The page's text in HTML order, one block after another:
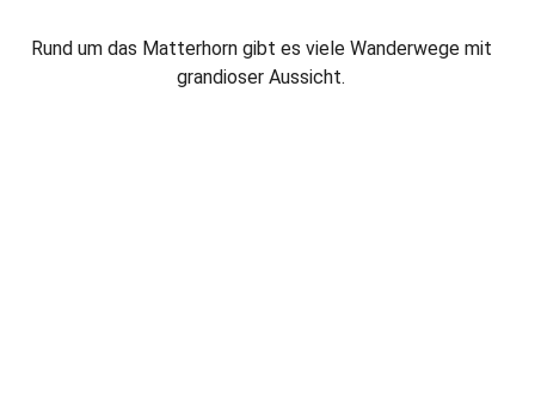
Rund um das Matterhorn gibt es viele Wanderwege mit
grandioser Aussicht.